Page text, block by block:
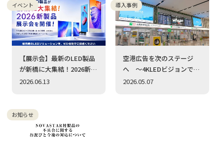
イベント
【展示会】最新のLED製品
が新橋に大集結！2026新製
品展示会を開催（7/1〜
2026.06.13
導入事例
空港広告を次のステージ
へ ～4KLEDビジョンで広
告価値を最大化～ 福岡空
2026.05.07
お知らせ